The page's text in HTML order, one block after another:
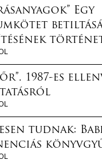
Egy
1987-es
tudnak: